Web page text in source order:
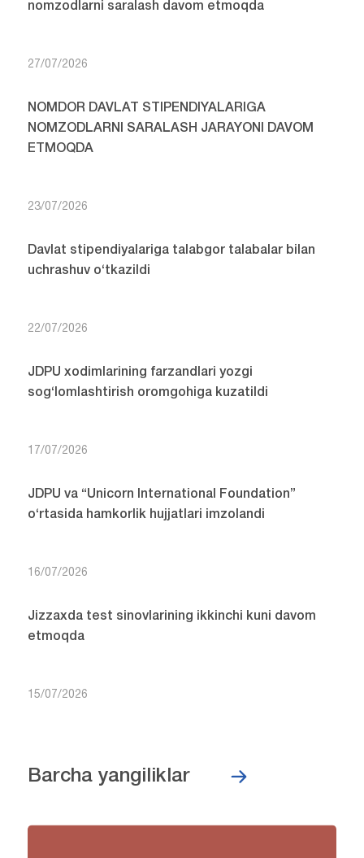
nomzodlarni saralash davom etmoqda
27/07/2026
NOMDOR DAVLAT STIPENDIYALARIGA
NOMZODLARNI SARALASH JARAYONI DAVOM
ETMOQDA
23/07/2026
Davlat stipendiyalariga talabgor talabalar bilan
uchrashuv o‘tkazildi
22/07/2026
JDPU xodimlarining farzandlari yozgi
sog‘lomlashtirish oromgohiga kuzatildi
17/07/2026
JDPU va “Unicorn International Foundation”
o‘rtasida hamkorlik hujjatlari imzolandi
16/07/2026
Jizzaxda test sinovlarining ikkinchi kuni davom
etmoqda
15/07/2026
Barcha yangiliklar